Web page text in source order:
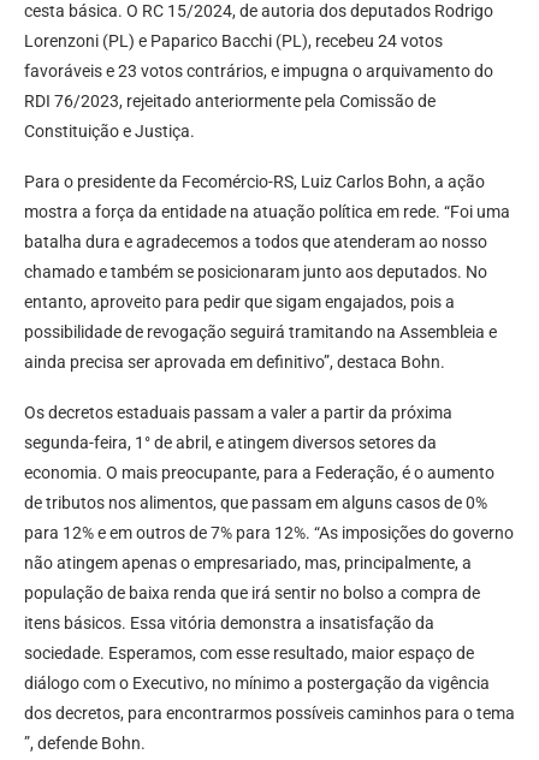
cesta básica. O RC 15/2024, de autoria dos deputados Rodrigo
Lorenzoni (PL) e Paparico Bacchi (PL), recebeu 24 votos
favoráveis e 23 votos contrários, e impugna o arquivamento do
RDI 76/2023, rejeitado anteriormente pela Comissão de
Constituição e Justiça.
Para o presidente da Fecomércio-RS, Luiz Carlos Bohn, a ação
mostra a força da entidade na atuação política em rede. “Foi uma
batalha dura e agradecemos a todos que atenderam ao nosso
chamado e também se posicionaram junto aos deputados. No
entanto, aproveito para pedir que sigam engajados, pois a
possibilidade de revogação seguirá tramitando na Assembleia e
ainda precisa ser aprovada em definitivo”, destaca Bohn.
Os decretos estaduais passam a valer a partir da próxima
segunda-feira, 1° de abril, e atingem diversos setores da
economia. O mais preocupante, para a Federação, é o aumento
de tributos nos alimentos, que passam em alguns casos de 0%
para 12% e em outros de 7% para 12%. “As imposições do governo
não atingem apenas o empresariado, mas, principalmente, a
população de baixa renda que irá sentir no bolso a compra de
itens básicos. Essa vitória demonstra a insatisfação da
sociedade. Esperamos, com esse resultado, maior espaço de
diálogo com o Executivo, no mínimo a postergação da vigência
dos decretos, para encontrarmos possíveis caminhos para o tema
”, defende Bohn.